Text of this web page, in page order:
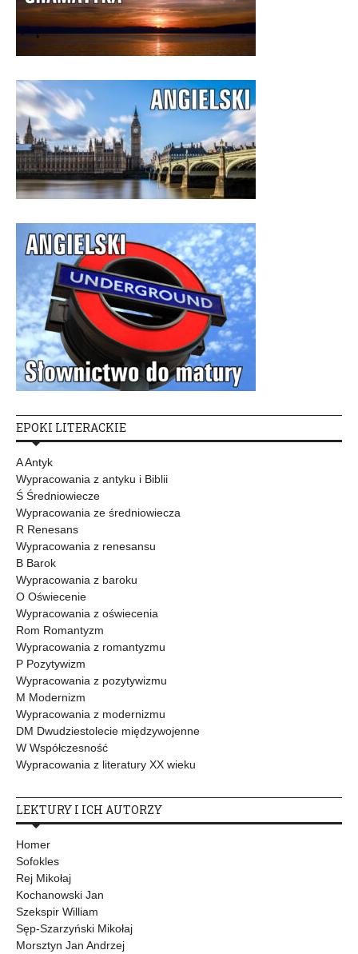
EPOKI LITERACKIE
A Antyk
Wypracowania z antyku i Biblii
Ś Średniowiecze
Wypracowania ze średniowiecza
R Renesans
Wypracowania z renesansu
B Barok
Wypracowania z baroku
O Oświecenie
Wypracowania z oświecenia
Rom Romantyzm
Wypracowania z romantyzmu
P Pozytywizm
Wypracowania z pozytywizmu
M Modernizm
Wypracowania z modernizmu
DM Dwudziestolecie międzywojenne
W Współczesność
Wypracowania z literatury XX wieku
LEKTURY I ICH AUTORZY
Homer
Sofokles
Rej Mikołaj
Kochanowski Jan
Szekspir William
Sęp-Szarzyński Mikołaj
Morsztyn Jan Andrzej